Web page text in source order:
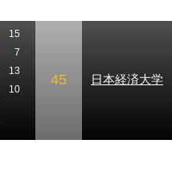
15
7
13
10
45 日本経済大学